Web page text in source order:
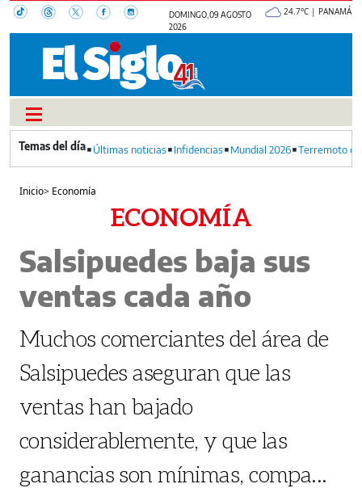
DOMINGO, 09 AGOSTO
2026
24.7°C | PANAMÁ
Últimas noticias Infidencias Mundial 2026 Terremoto
Inicio> Economía
ECONOMÍA
Salsipuedes baja sus
ventas cada año
Muchos comerciantes del área de
Salsipuedes aseguran que las
ventas han bajado
considerablemente, y que las
ganancias son mínimas, compa...